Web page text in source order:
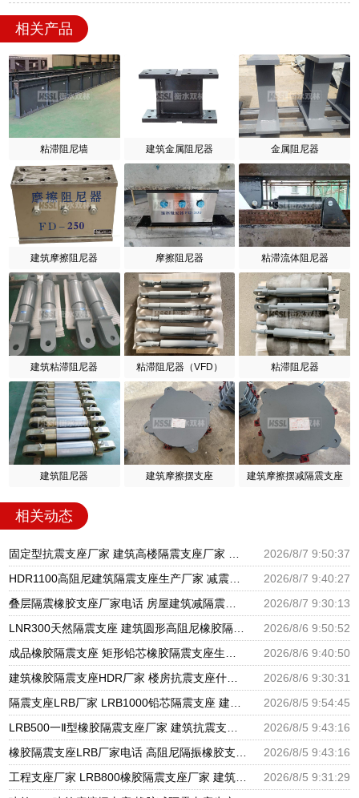
相关产品
粘滞阻尼墙 建筑金属阻尼器 金属阻尼器
建筑摩擦阻尼器 摩擦阻尼器 粘滞流体阻尼器
建筑粘滞阻尼器 粘滞阻尼器（VFD） 粘滞阻尼器
建筑阻尼器 建筑摩擦摆支座 建筑摩擦摆减隔震支座
相关动态
2026/8/7 9:50:37
2026/8/7 9:40:27
2026/8/7 9:30:13
2026/8/6 9:50:52
2026/8/6 9:40:50
2026/8/6 9:30:31
2026/8/5 9:54:45
2026/8/5 9:43:16
2026/8/5 9:43:16
2026/8/5 9:31:29